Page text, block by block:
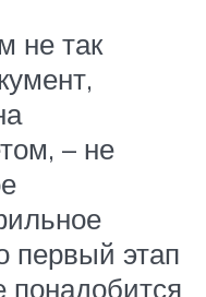
не так
– не
первый этап
понадобится